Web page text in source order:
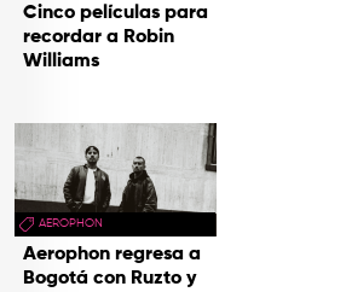
Cinco películas para
recordar a Robin
Williams
AEROPHON
Aerophon regresa a
Bogotá con Ruzto y